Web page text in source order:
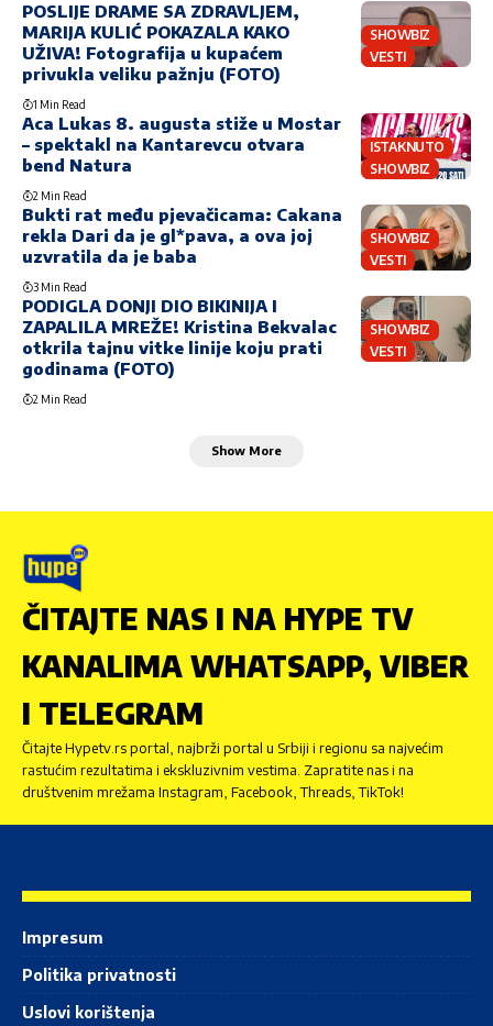
SHOWBIZ
VESTI
POSLIJE DRAME SA ZDRAVLJEM,
MARIJA KULIĆ POKAZALA KAKO
UŽIVA! Fotografija u kupaćem
privukla veliku pažnju (FOTO)
1 Min Read
ISTAKNUTO
SHOWBIZ
Aca Lukas 8. augusta stiže u Mostar
– spektakl na Kantarevcu otvara
bend Natura
2 Min Read
SHOWBIZ
VESTI
Bukti rat među pjevačicama: Cakana
rekla Dari da je gl*pava, a ova joj
uzvratila da je baba
3 Min Read
SHOWBIZ
VESTI
PODIGLA DONJI DIO BIKINIJA I
ZAPALILA MREŽE! Kristina Bekvalac
otkrila tajnu vitke linije koju prati
godinama (FOTO)
2 Min Read
Show More
ČITAJTE NAS I NA HYPE TV
KANALIMA WHATSAPP, VIBER
I TELEGRAM
Čitajte Hypetv.rs portal, najbrži portal u Srbiji i regionu sa najvećim
rastućim rezultatima i ekskluzivnim vestima. Zapratite nas i na
društvenim mrežama Instagram, Facebook, Threads, TikTok!
Impresum
Politika privatnosti
Uslovi korištenja